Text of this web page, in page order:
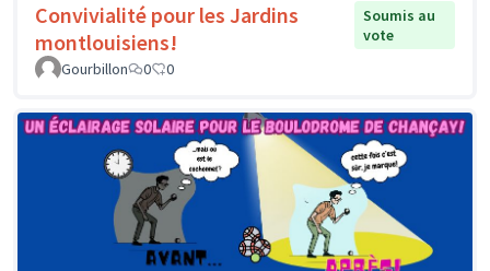
Convivialité pour les Jardins
montlouisiens!
Soumis au
vote
Gourbillon
0 0